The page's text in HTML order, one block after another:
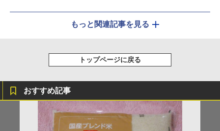
もっと関連記事を見る
トップページに戻る
おすすめ記事